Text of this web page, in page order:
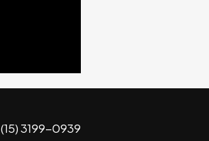
(15) 3199-0939